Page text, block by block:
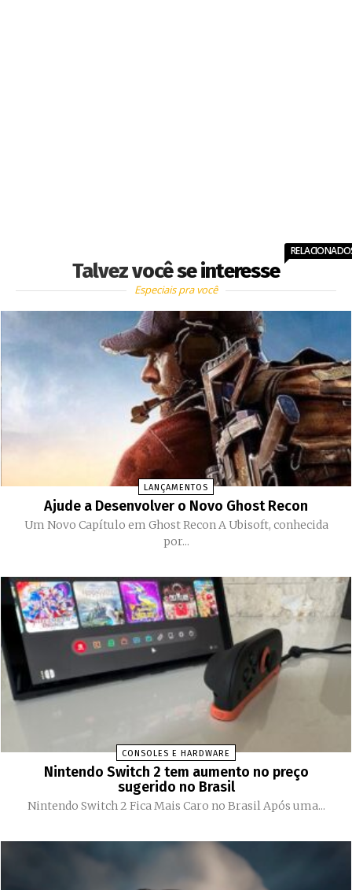
Talvez você se interesse
Especiais pra você
LANÇAMENTOS
Ajude a Desenvolver o Novo Ghost Recon
Um Novo Capítulo em Ghost Recon A Ubisoft, conhecida
por...
CONSOLES E HARDWARE
Nintendo Switch 2 tem aumento no preço
sugerido no Brasil
Nintendo Switch 2 Fica Mais Caro no Brasil Após uma...